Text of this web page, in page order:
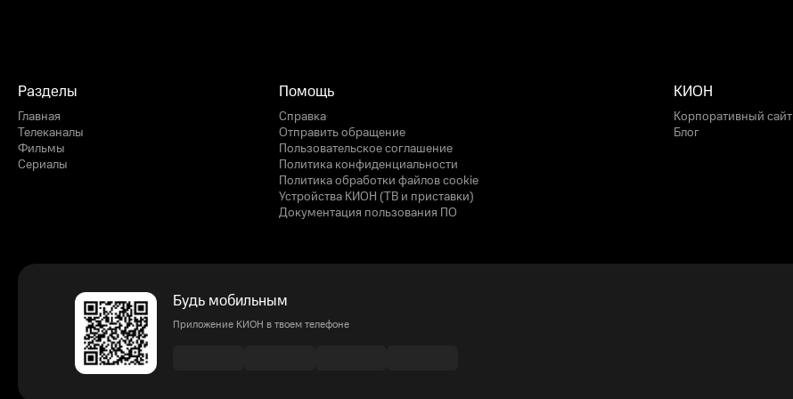
Разделы
Главная
Телеканалы
Фильмы
Сериалы
Помощь
Справка
Отправить обращение
Пользовательское соглашение
Политика конфиденциальности
Политика обработки файлов cookie
Устройства КИОН (ТВ и приставки)
Документация пользования ПО
КИОН
Корпоративный сайт
Блог
Будь мобильным
Приложение КИОН в твоем телефоне